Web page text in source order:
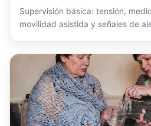
Supervisión básica: tensión,
movilidad asistida y señales de